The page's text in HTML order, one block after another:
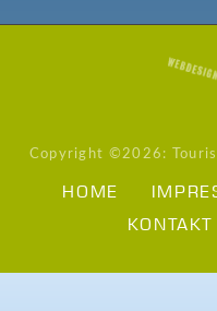
Copyright ©2026:
HOME
KONTAKT